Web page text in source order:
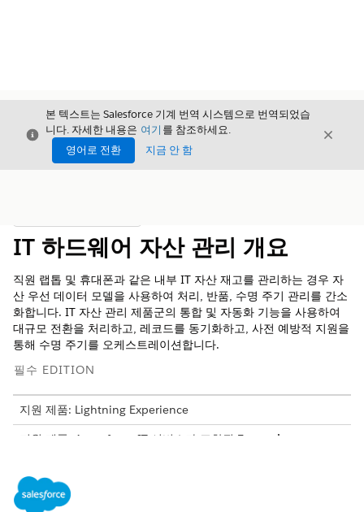
닫기
본 텍스트는 Salesforce 기계 번역 시스템으로 번역되었습
니다. 자세한 내용은 여기 를 참조하세요.
영어로 전환
지금 안 함
닫기
IT 하드웨어 자산 관리 개요
직원 랩톱 및 휴대폰과 같은 내부 IT 자산 재고를 관리하는 경우 자
산 우선 데이터 모델을 사용하여 처리, 반품, 수명 주기 관리를 간소
화합니다. IT 자산 관리 제품군의 통합 및 자동화 기능을 사용하여
대규모 전환을 처리하고, 레코드를 동기화하고, 사전 예방적 지원을
통해 수명 주기를 오케스트레이션합니다.
필수 EDITION
지원 제품: Lightning Experience
지원 제품: Agentforce IT 서비스가 포함된 Enterprise
이전에는 자산 추적이 일련 제품을 사용하여 재고를 자산과 연결하
는
페이스 서비스